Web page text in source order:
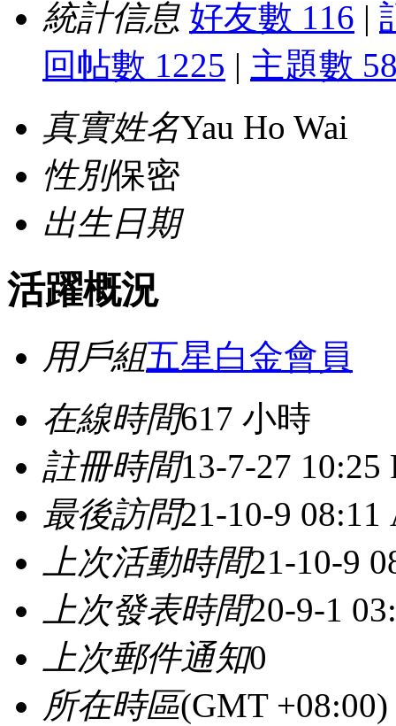
統計信息 好友數 116 |
回帖數 1225 | 主題數
真實姓名Yau Ho Wai
性別保密
出生日期
活躍概況
用戶組五星白金會員
在線時間617 小時
註冊時間13-7-27 10:25
最後訪問21-10-9 08:11
上次活動時間21-10-9
上次發表時間20-9-1
上次郵件通知0
所在時區(GMT